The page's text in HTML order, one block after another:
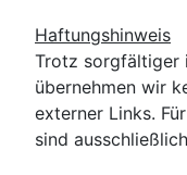
Haftungshinweis
Trotz sorgfältiger
übernehmen wir
externer Links.
sind